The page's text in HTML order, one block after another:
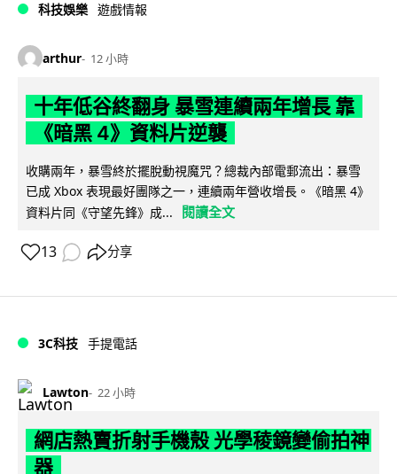
科技娛樂 遊戲情報
arthur 12 小時
十年低谷終翻身 暴雪連續兩年增長 靠
《暗黑 4》資料片逆襲
收購兩年，暴雪終於擺脫動視魔咒？總裁內部電郵流出：暴雪
已成 Xbox 表現最好團隊之一，連續兩年營收增長。《暗黑 4》
資料片同《守望先鋒》成...
閱讀全文
13 分享
3C科技 手提電話
Lawton 22 小時
網店熱賣折射手機殼 光學稜鏡變偷拍神
器